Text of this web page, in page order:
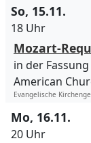
So, 15.11.
18 Uhr
Mozart-
in der
American
Evangelische
Mo, 16.11.
20 Uhr